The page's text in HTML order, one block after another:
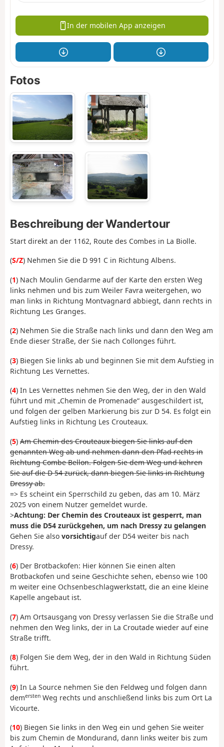
In der mobilen App anzeigen
Fotos
Beschreibung der Wandertour
Start direkt an der 1162, Route des Combes in La Biolle.
(S/Z) Nehmen Sie die D 991 C in Richtung Albens.
(1) Nach Moulin Gendarme auf der Karte den ersten Weg
links nehmen und bis zum Weiler Favra weitergehen, wo
man links in Richtung Montvagnard abbiegt, dann rechts in
Richtung Les Granges.
(2) Nehmen Sie die Straße nach links und dann den Weg am
Ende dieser Straße, der Sie nach Collonges führt.
(3) Biegen Sie links ab und beginnen Sie mit dem Aufstieg in
Richtung Les Vernettes.
(4) In Les Vernettes nehmen Sie den Weg, der in den Wald
führt und mit „Chemin de Promenade“ ausgeschildert ist,
und folgen der gelben Markierung bis zur D 54. Es folgt ein
Aufstieg links in Richtung Les Crouteaux.
(5) Am Chemin des Crouteaux biegen Sie links auf den
genannten Weg ab und nehmen dann den Pfad rechts in
Richtung Combe Bellon. Folgen Sie dem Weg und kehren
Sie auf die D 54 zurück, dann biegen Sie links in Richtung
Dressy ab.
=> Es scheint ein Sperrschild zu geben, das am 10. März
2025 von einem Nutzer gemeldet wurde.
>Achtung: Der Chemin des Crouteaux ist gesperrt, man
muss die D54 zurückgehen, um nach Dressy zu gelangen
Gehen Sie also vorsichtigauf der D54 weiter bis nach
Dressy.
(6) Der Brotbackofen: Hier können Sie einen alten
Brotbackofen und seine Geschichte sehen, ebenso wie 100
m weiter eine Ochsenbeschlagwerkstatt, die an eine kleine
Kapelle angebaut ist.
(7) Am Ortsausgang von Dressy verlassen Sie die Straße und
nehmen den Weg links, der in La Croutade wieder auf eine
Straße trifft.
(8) Folgen Sie dem Weg, der in den Wald in Richtung Süden
führt.
(9) In La Source nehmen Sie den Feldweg und folgen dann
demersten Weg rechts und anschließend links bis zum Ort La
Vicourte.
(10) Biegen Sie links in den Weg ein und gehen Sie weiter
bis zum Chemin de Mondurand, dann links weiter bis zum